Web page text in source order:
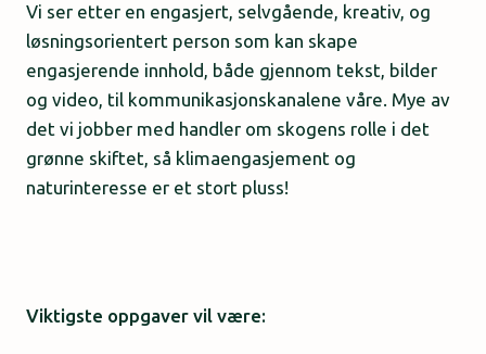
Vi ser etter en engasjert, selvgående, kreativ, og
løsningsorientert person som kan skape
engasjerende innhold, både gjennom tekst, bilder
og video, til kommunikasjonskanalene våre. Mye av
det vi jobber med handler om skogens rolle i det
grønne skiftet, så klimaengasjement og
naturinteresse er et stort pluss!
Viktigste oppgaver vil være: